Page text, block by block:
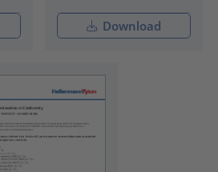
Download